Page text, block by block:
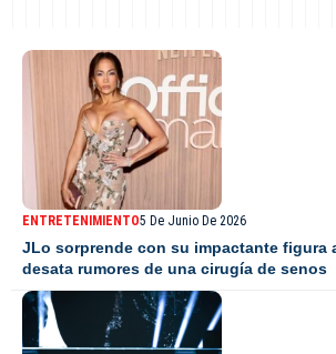
ENTRETENIMIENTO5 De Junio De 2026
JLo sorprende con su impactante figura
desata rumores de una cirugía de senos